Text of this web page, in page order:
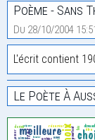
Poème - Sans
Du 28/10/2004
L'écrit contient
Le Poète À